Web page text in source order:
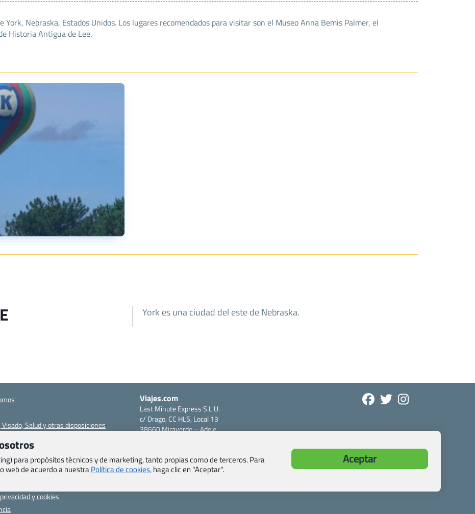
York, Nebraska, Estados Unidos. Los lugares recomendados para visitar son el Museo Anna Bemis Palmer, el
Historia Antigua de Lee.
York es una ciudad del este de Nebraska.
Salud y otras disposiciones
agencias
generales
y cookies
Viajes.com
Last Minute Express S.L.U.
c/ Drago, CC HLS, Local 13
38660 Miraverde – Adeje
Tfno: +34 922-97-17-27
para propósitos técnicos y de marketing, tanto propias como de terceros. Para
web de acuerdo a nuestraPolítica de cookies,haga clic en "Aceptar".
Aceptar